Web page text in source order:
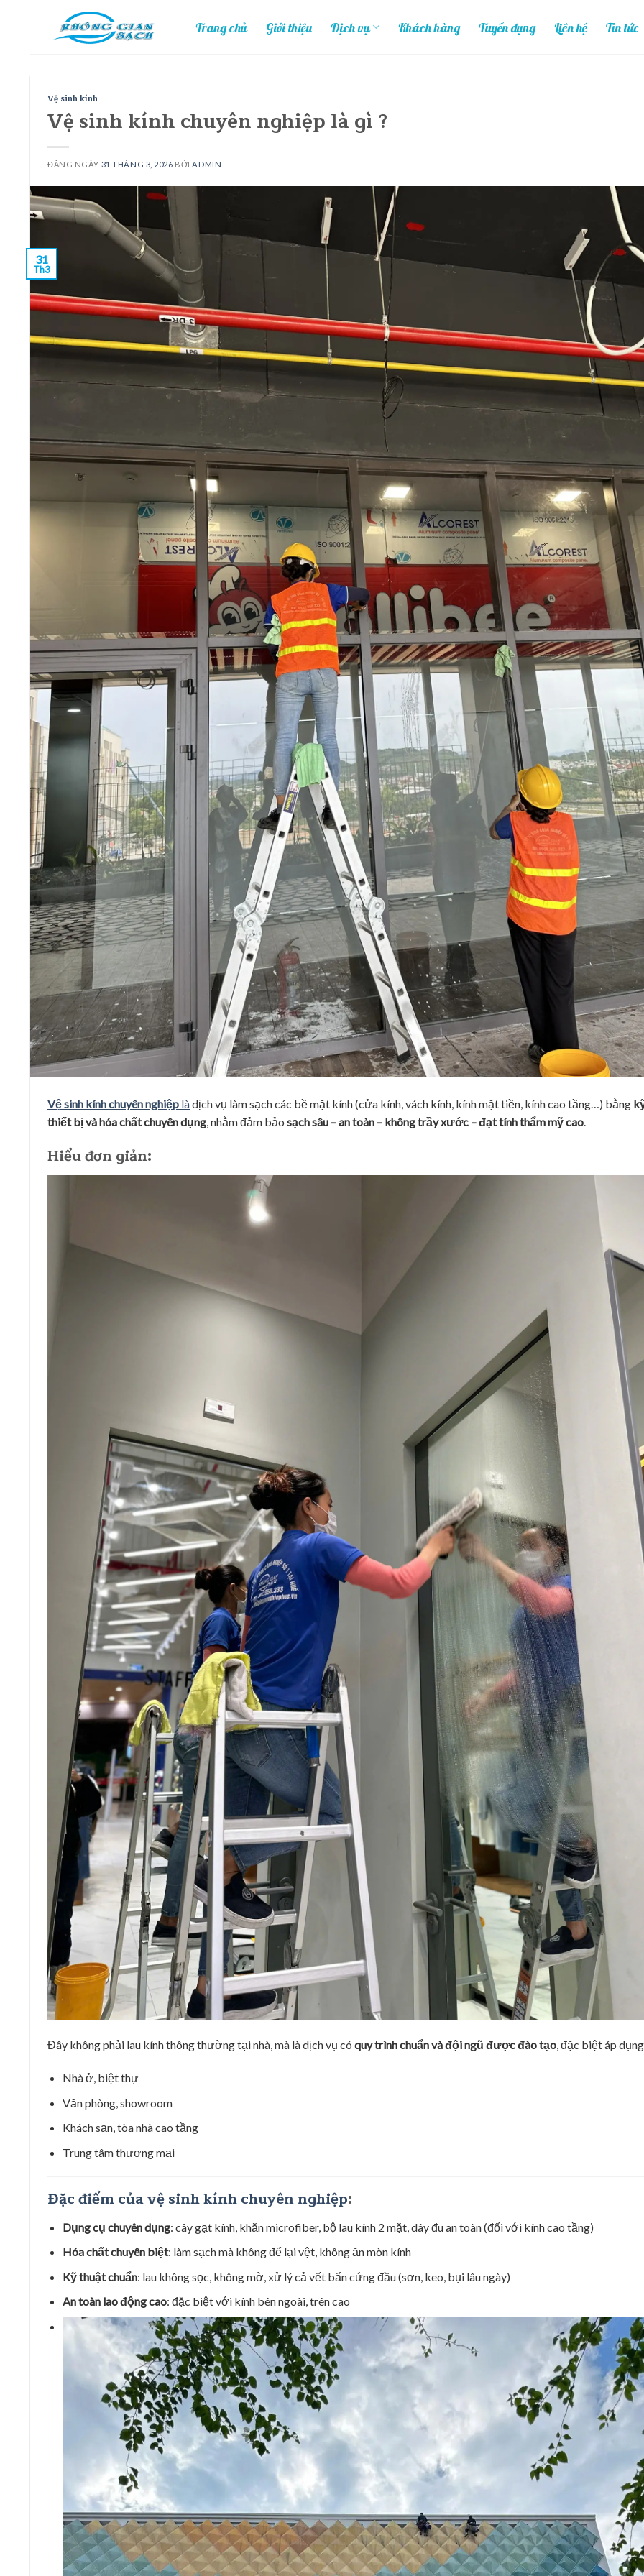
Trang chủ Giới thiệu Dịch vụ Khách hàng Tuyển dụng Liên hệ Tin tức
Vệ sinh kính
Vệ sinh kính chuyên nghiệp là gì ?
ĐĂNG NGÀY 31 THÁNG 3, 2026 BỞI ADMIN
31
Th3
Vệ sinh kính chuyên nghiệp làdịch vụ làm sạch các bề mặt kính (cửa kính, vách kính, kính mặt tiền, kính cao tầng…) bằng
thiết bị và hóa chất chuyên dụng , nhằm đảm bảo sạch sâu – an toàn – không trầy xước – đạt tính thẩm mỹ cao
Hiểu đơn giản:
Đây không phải lau kính thông thường tại nhà, mà là dịch vụ có quy trình chuẩn và đội ngũ được đào tạo, đặc biệt áp
Nhà ở, biệt thự
Văn phòng, showroom
Khách sạn, tòa nhà cao tầng
Trung tâm thương mại
Đặc điểm của vệ sinh kính chuyên nghiệp:
Dụng cụ chuyên dụng: cây gạt kính, khăn microfiber, bộ lau kính 2 mặt, dây đu an toàn (đối với kính cao tầng)
Hóa chất chuyên biệt: làm sạch mà không để lại vệt, không ăn mòn kính
Kỹ thuật chuẩn: lau không sọc, không mờ, xử lý cả vết bẩn cứng đầu (sơn, keo, bụi lâu ngày)
An toàn lao động cao: đặc biệt với kính bên ngoài, trên cao